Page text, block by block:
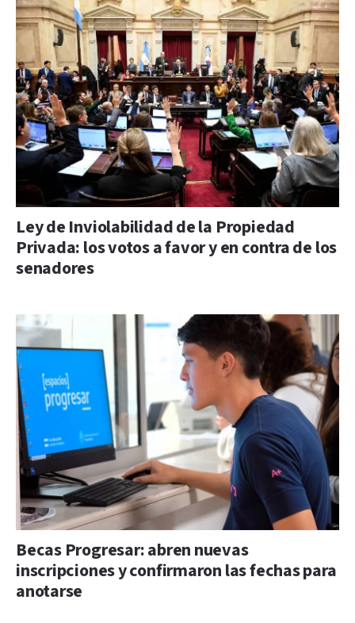
Ley de Inviolabilidad de la Propiedad
Privada: los votos a favor y en contra de los
senadores
Becas Progresar: abren nuevas
inscripciones y confirmaron las fechas para
anotarse